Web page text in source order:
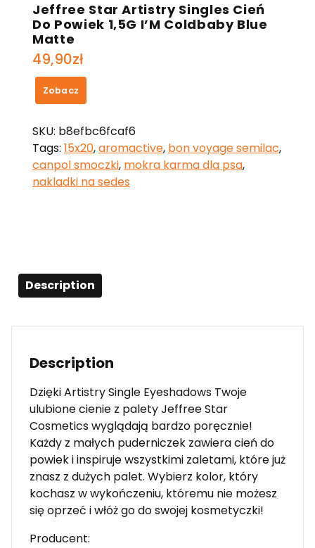
Jeffree Star Artistry Singles Cień
Do Powiek 1,5G I’M Coldbaby Blue
Matte
49,90zł
Zobacz
SKU: b8efbc6fcaf6
Tags: 15x20,aromactive, bon voyage semilac,
canpol smoczki, mokra karma dla psa,
nakladki na sedes
Description
Description
Dzięki Artistry Single Eyeshadows Twoje
ulubione cienie z palety Jeffree Star
Cosmetics wyglądają bardzo poręcznie!
Każdy z małych puderniczek zawiera cień do
powiek i inspiruje wszystkimi zaletami, które już
znasz z dużych palet. Wybierz kolor, który
kochasz w wykończeniu, któremu nie możesz
się oprzeć i włóż go do swojej kosmetyczki!
Producent: